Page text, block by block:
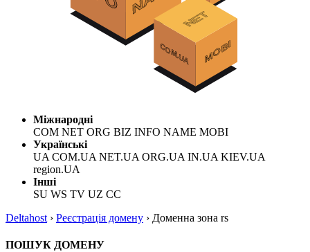
Міжнародні
COM NET ORG BIZ INFO NAME MOBI
Українські
UA COM.UA NET.UA ORG.UA IN.UA KIEV.UA
region.UA
Інші
SU WS TV UZ CC
Deltahost › Реєстрація домену › Доменна зона rs
ПОШУК ДОМЕНУ